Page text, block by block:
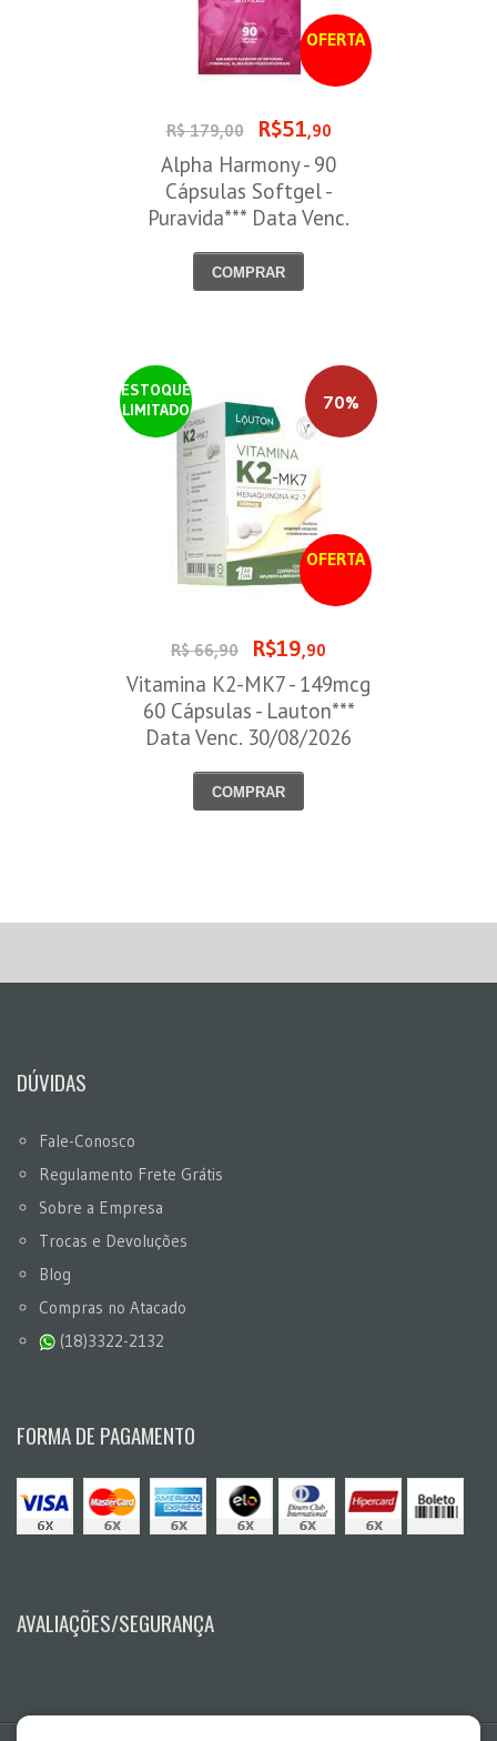
OFERTA
R$ 179,00 R$51,90
Alpha Harmony - 90
Cápsulas Softgel -
Puravida*** Data Venc.
COMPRAR
ESTOQUE
LIMITADO
OFERTA
70%
R$ 66,90 R$19,90
Vitamina K2-MK7 - 149mcg
60 Cápsulas - Lauton***
Data Venc. 30/08/2026
COMPRAR
DÚVIDAS
Fale-Conosco
Regulamento Frete Grátis
Sobre a Empresa
Trocas e Devoluções
Blog
Compras no Atacado
(18)3322-2132
FORMA DE PAGAMENTO
AVALIAÇÕES/SEGURANÇA